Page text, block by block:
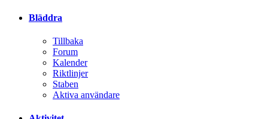
Bläddra
Tillbaka
Forum
Kalender
Riktlinjer
Staben
Aktiva användare